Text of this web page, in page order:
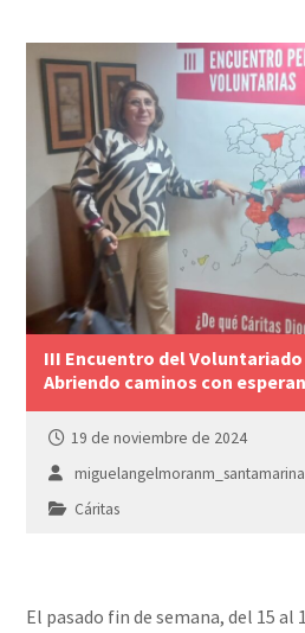
III Encuentro del
Abriendo caminos con
19 de noviembre de 2024
miguelangelmoranm_santamarina
Cáritas
El pasado fin de semana, del 15 al